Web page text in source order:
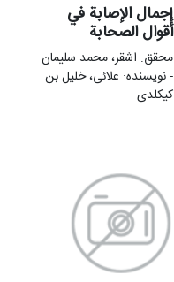
إجمال الإصابة في
أقوال الصحابة
محقق: اش‍ق‍ر، م‍ح‍م‍د س‍ل‍ی‍م‍ان‌
- نویسنده: علائی، خلیل بن
کیکلدی